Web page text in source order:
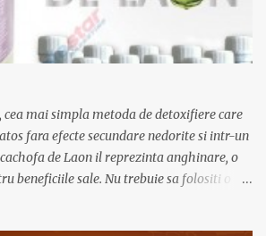
cea mai simpla metoda de detoxifiere care
fara efecte secundare nedorite si intr-un
de Laon il reprezinta anghinare, o
beneficiile sale. Nu trebuie sa folositi o